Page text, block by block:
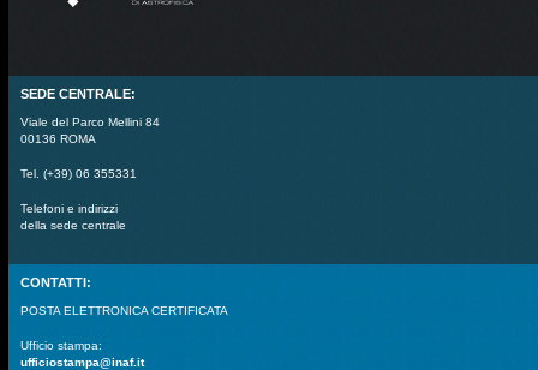
SEDE CENTRALE:
Viale del Parco Mellini 84
00136 ROMA
Tel. (+39) 06 355331
Telefoni e indirizzi
della sede centrale
CONTATTI:
POSTA ELETTRONICA CERTIFICATA
Ufficio stampa:
ufficiostampa@inaf.it